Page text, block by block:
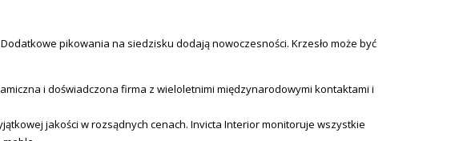
pikowania na siedzisku dodają nowoczesności. Krzesło może być
i doświadczona firma z wieloletnimi międzynarodowymi kontaktami i
jakości w rozsądnych cenach. Invicta Interior monitoruje wszystkie